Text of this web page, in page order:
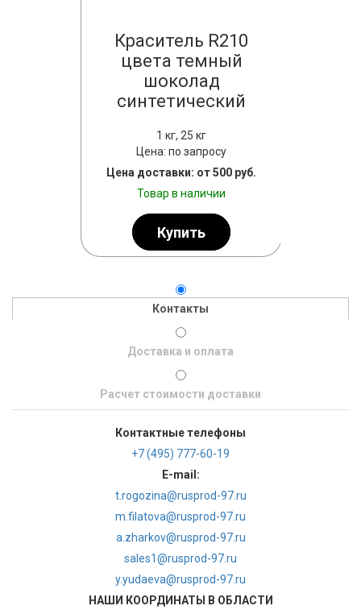
Краситель R210
цвета темный
шоколад
синтетический
1 кг, 25 кг
Цена: по запросу
Цена доставки: от 500 руб.
Товар в наличии
Купить
Контакты
Доставка и оплата
Расчет стоимости доставки
Контактные телефоны
+7 (495) 777-60-19
E-mail:
t.rogozina@rusprod-97.ru
m.filatova@rusprod-97.ru
a.zharkov@rusprod-97.ru
sales1@rusprod-97.ru
y.yudaeva@rusprod-97.ru
НАШИ КООРДИНАТЫ В ОБЛАСТИ